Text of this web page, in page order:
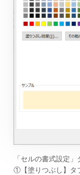
「セルの書式設定
①【塗りつぶし】タ